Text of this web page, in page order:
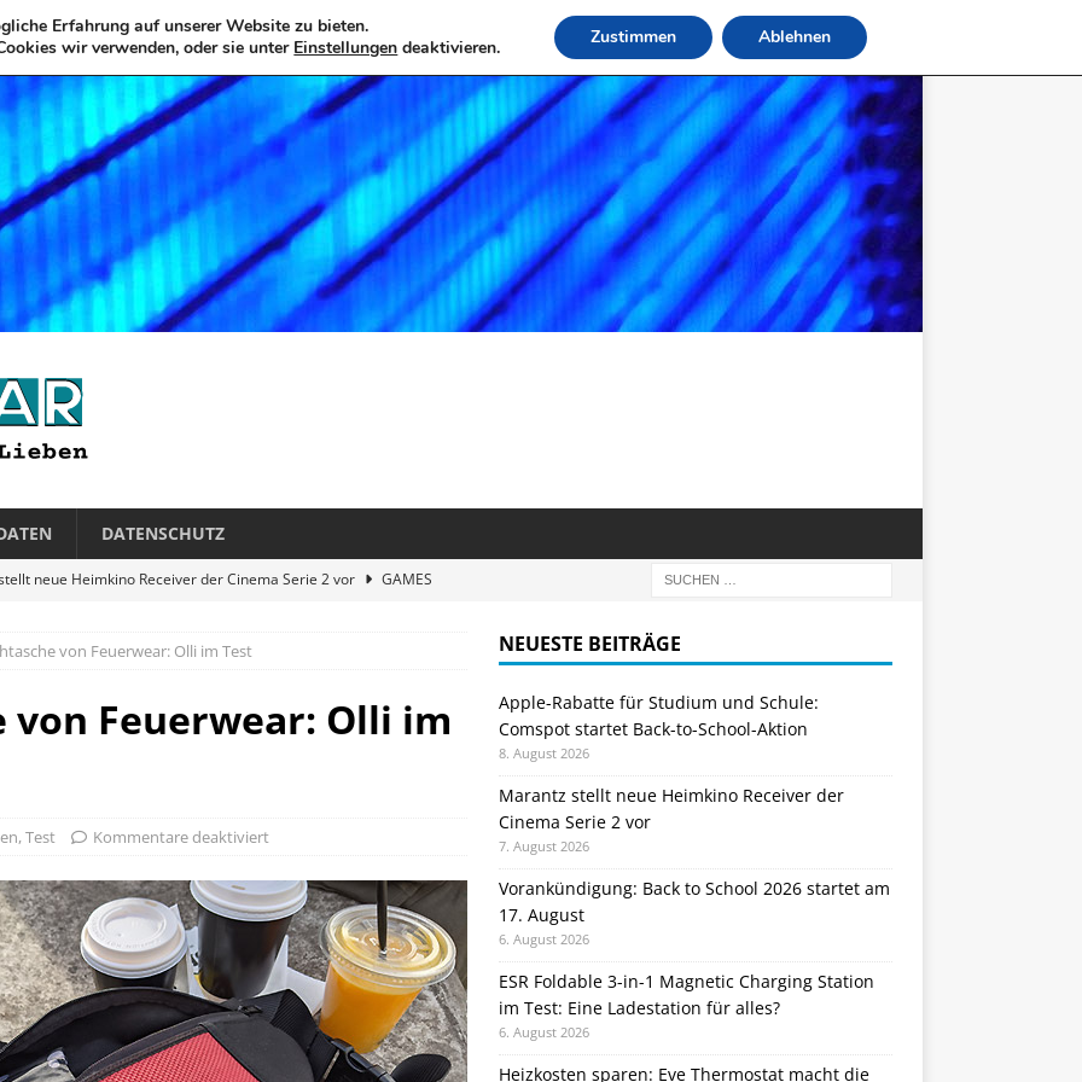
DATENSCHUTZ
neue Heimkino Receiver der Cinema Serie 2 vor
GAMES
3-in-1 Magnetic Charging Station im Test: Eine Ladestation für
für Studium und Schule: Comspot startet Back-to-School-
von Feuerwear: Olli im Test
von Feuerwear: Olli im
,Test Kommentare deaktiviert
NEUESTE BEITRÄGE
Apple-Rabatte für Studium und Schule:
Comspot startet Back-to-School-Aktion
8. August 2026
Marantz stellt neue Heimkino Receiver der
Cinema Serie 2 vor
7. August 2026
Vorankündigung: Back to School 2026 startet am
17. August
6. August 2026
ESR Foldable 3-in-1 Magnetic Charging Station
im Test: Eine Ladestation für alles?
6. August 2026
Heizkosten sparen: Eve Thermostat macht die
Erfahrung auf unserer Website zu bieten.
wir verwenden, oder sie unter Einstellungen deaktivieren. Zustimmen Ablehnen